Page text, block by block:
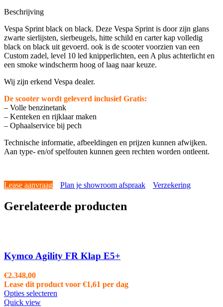
Beschrijving
Vespa Sprint black on black. Deze Vespa Sprint is door zijn glans
zwarte sierlijsten, sierbeugels, hitte schild en carter kap volledig
black on black uit gevoerd. ook is de scooter voorzien van een
Custom zadel, level 10 led knipperlichten, een A plus achterlicht en
een smoke windscherm hoog of laag naar keuze.
Wij zijn erkend Vespa dealer.
De scooter wordt geleverd inclusief Gratis:
– Volle benzinetank
– Kenteken en rijklaar maken
– Ophaalservice bij pech
Technische informatie, afbeeldingen en prijzen kunnen afwijken.
Aan type- en/of spelfouten kunnen geen rechten worden ontleent.
Lease aanvraag Plan je showroom afspraak Verzekering
Gerelateerde producten
Kymco Agility FR Klap E5+
€2.348,00
Lease dit product voor €1,61 per dag
Opties selecteren
Quick view